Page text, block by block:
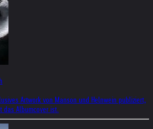
Artwork von Manson und Helnwein publiziert,
das Albumcover ist.